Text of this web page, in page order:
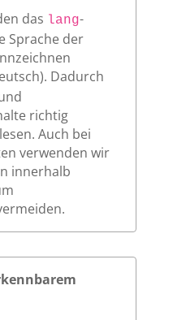
das lang-
Sprache der
Dadurch
richtig
Auch bei
verwenden wir
innerhalb